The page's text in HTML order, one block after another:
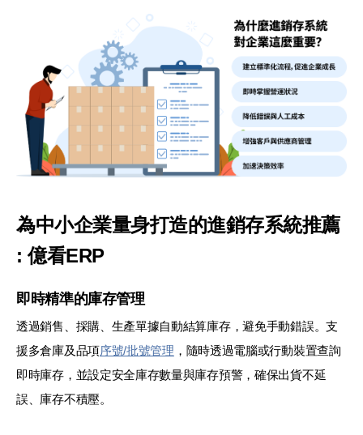
為中小企業量身打造的進銷存系統推薦
: 億看ERP
即時精準的庫存管理
透過銷售、採購、生產單據自動結算庫存，避免手動錯誤。支
援多倉庫及品項序號/批號管理 ，隨時透過電腦或行動裝置查詢
即時庫存，並設定安全庫存數量與庫存預警，確保出貨不延
誤、庫存不積壓。